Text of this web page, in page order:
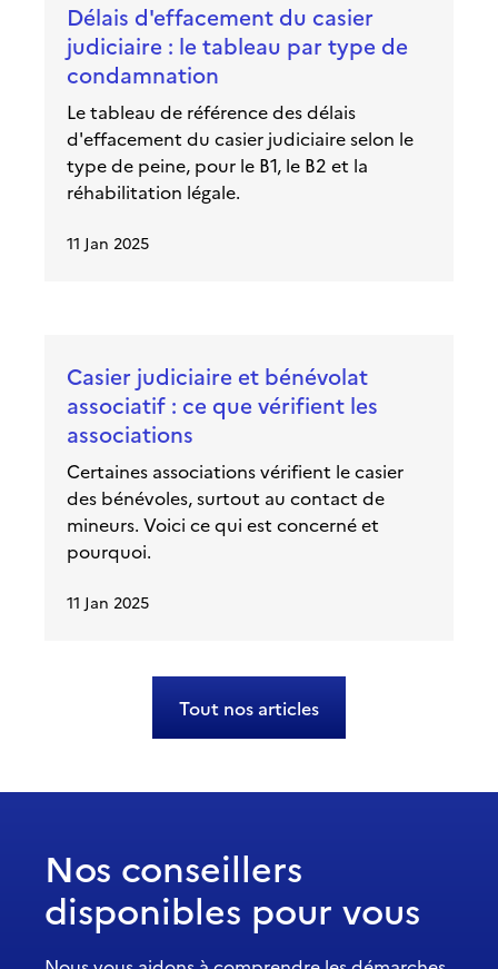
Délais d'effacement du casier
judiciaire : le tableau par type de
condamnation
Le tableau de référence des délais
d'effacement du casier judiciaire selon le
type de peine, pour le B1, le B2 et la
réhabilitation légale.
11 Jan 2025
Casier judiciaire et bénévolat
associatif : ce que vérifient les
associations
Certaines associations vérifient le casier
des bénévoles, surtout au contact de
mineurs. Voici ce qui est concerné et
pourquoi.
11 Jan 2025
Tout nos articles
Nos conseillers
disponibles pour vous